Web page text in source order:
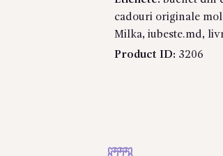
cadouri originale
Milka, iubeste.md,
Product ID: 3206